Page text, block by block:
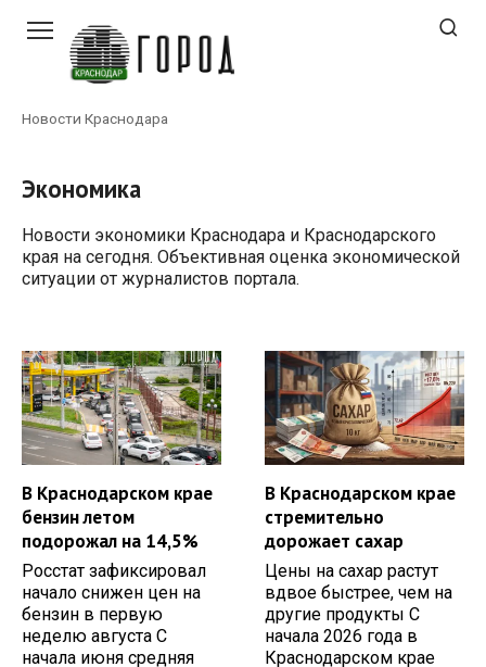
контенту
Новости Краснодара
Экономика
Новости экономики Краснодара и Краснодарского
края на сегодня. Объективная оценка экономической
ситуации от журналистов портала.
В Краснодарском крае
бензин летом
подорожал на 14,5%
Росстат зафиксировал
начало снижен цен на
бензин в первую
неделю августа С
начала июня средняя
В Краснодарском крае
стремительно
дорожает сахар
Цены на сахар растут
вдвое быстрее, чем на
другие продукты С
начала 2026 года в
Краснодарском крае